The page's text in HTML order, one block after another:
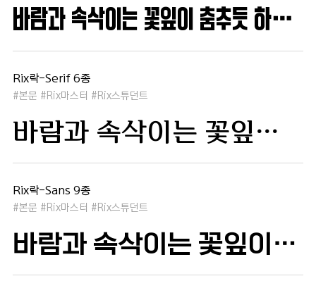
바람과 속삭이는 꽃잎이 춤추듯 하늘을 날아 새처럼 꿈은 자유롭고 별빛처럼 빛나 새벽의 고요함 속에서 겨울 눈처럼 순수한 열정은 봄을 부른다
Rix락-Serif 6종
#본문 #Rix마스터 #Rix스튜던트
바람과 속삭이는 꽃잎이 춤추듯 하늘을 날아 새처럼 꿈은 자유롭고 별빛처럼 빛나 새벽의 고요함 속에서 겨울 눈처럼 순수한 열정은 봄을 부른다
Rix락-Sans 9종
#본문 #Rix마스터 #Rix스튜던트
바람과 속삭이는 꽃잎이 춤추듯 하늘을 날아 새처럼 꿈은 자유롭고 별빛처럼 빛나 새벽의 고요함 속에서 겨울 눈처럼 순수한 열정은 봄을 부른다